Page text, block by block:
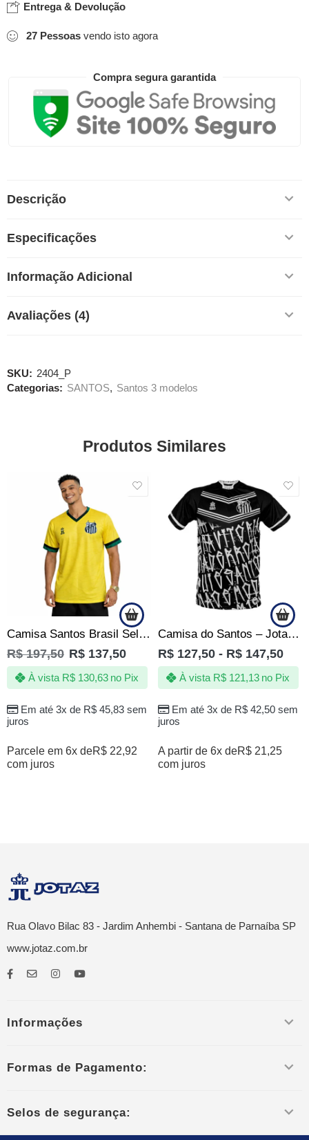
Entrega & Devolução
27 Pessoas vendo isto agora
Compra segura garantida
Descrição
Especificações
Informação Adicional
Avaliações (4)
SKU: 2404_P
Categorias: SANTOS, Santos 3 modelos
Produtos Similares
Camisa Santos Brasil Seleção de Quebrada Brasileira Amarela
R$197,50 R$ 137,50
Em até 3x de R$45,83sem
juros
À vista R$130,63 no Pix
Parcele em 6x deR$ 22,92
com juros
Camisa do Santos – Jotaz – Grafite de Quebrada Bimundial – Masculino
R$ 127,50 - R$ 147,50
Em até 3x de R$42,50sem
juros
À vista R$121,13 no Pix
A partir de 6x deR$ 21,25
com juros
Rua Olavo Bilac 83 - Jardim Anhembi - Santana de Parnaíba SP
www.jotaz.com.br
Informações
Formas de Pagamento:
Selos de segurança: